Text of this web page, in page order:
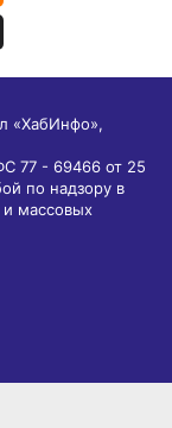
«ХабИнфо»,
77 - 69466 от 25
по надзору в
массовых